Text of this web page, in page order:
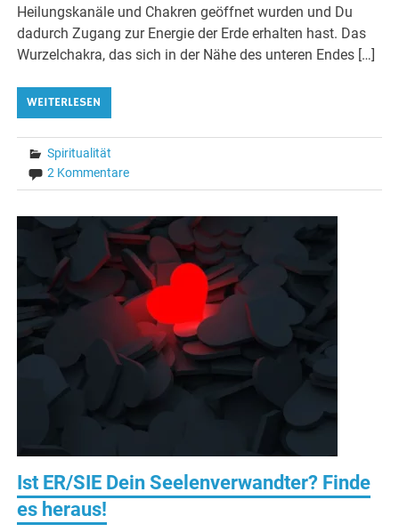
Heilungskanäle und Chakren geöffnet wurden und Du
dadurch Zugang zur Energie der Erde erhalten hast. Das
Wurzelchakra, das sich in der Nähe des unteren Endes […]
WEITERLESEN
Spiritualität
2 Kommentare
Ist ER/SIE Dein Seelenverwandter? Finde
es heraus!